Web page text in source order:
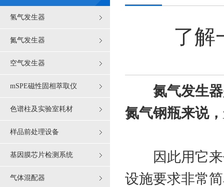
氢气发生器
氮气发生器
空气发生器
mSPE磁性固相萃取仪
色谱柱及实验室耗材
样品前处理设备
基因膜芯片检测系统
气体混配器
了解
氮气发生
氮气钢瓶来说
因此用它来
设施要求非常